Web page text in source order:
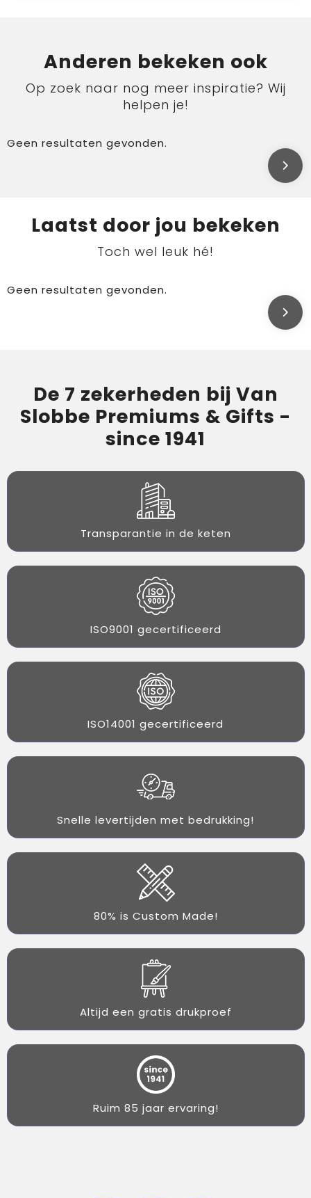
Anderen bekeken ook
Op zoek naar nog meer inspiratie? Wij
helpen je!
Geen resultaten gevonden.
Laatst door jou bekeken
Toch wel leuk hé!
Geen resultaten gevonden.
De 7 zekerheden bij Van
Slobbe Premiums & Gifts -
since 1941
Transparantie in de keten
ISO9001 gecertificeerd
ISO14001 gecertificeerd
Snelle levertijden met bedrukking!
80% is Custom Made!
Altijd een gratis drukproef
Ruim 85 jaar ervaring!